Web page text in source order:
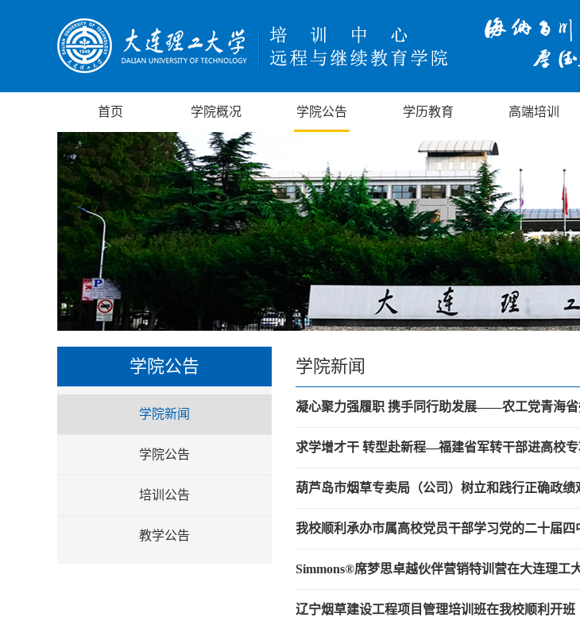
首页 学院概况 学院公告 学历教育 高端培训
学院公告
学院新闻
学院公告
培训公告
教学公告
学院新闻
凝心聚力强履职 携手同行助发展——农工党青海
求学增才干 转型赴新程—福建省军转干部进高校
葫芦岛市烟草专卖局（公司）树立和践行正确政
我校顺利承办市属高校党员干部学习党的二十届
Simmons®席梦思卓越伙伴营销特训营在大连理工
辽宁烟草建设工程项目管理培训班在我校顺利开班